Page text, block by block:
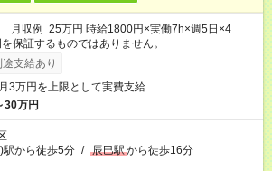
月収例 25万円 時給1800円×実働7h×週5日×4
保証するものではありません。
支給あり
3万円を上限として実費支給
30万円
駅から徒歩5分 / 辰巳駅から徒歩16分